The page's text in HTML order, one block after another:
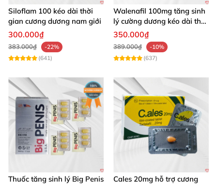
Siloflam 100 kéo dài thời
gian cương dương nam giới
300.000₫
383.000₫
-22%
(641)
Walenafil 100mg tăng sinh
lý cường dương kéo dài thời
gian
350.000₫
389.000₫
-10%
(637)
Thuốc tăng sinh lý Big Penis
Cales 20mg hỗ trợ cương